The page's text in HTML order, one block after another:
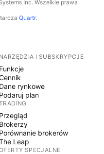
Inc. Wszelkie prawa
Quartr.
NARZĘDZIA I SUBSKRYPCJE
Funkcje
Dane rynkowe
Podaruj plan
Przegląd
Brokerzy
Porównanie brokerów
Leap
SPECJALNE